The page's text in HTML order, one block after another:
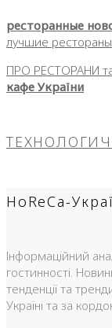
ресторанные
лучшие
ПРО РЕСТОРАНИ
кафе України
HoReCa-
Інформаційний
гостинності.
тенденції та
Україні та за